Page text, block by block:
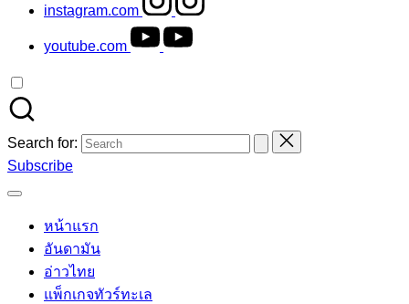
instagram.com
youtube.com
Search for:
Subscribe
หน้าแรก
อันดามัน
อ่าวไทย
แพ็กเกจทัวร์ทะเล